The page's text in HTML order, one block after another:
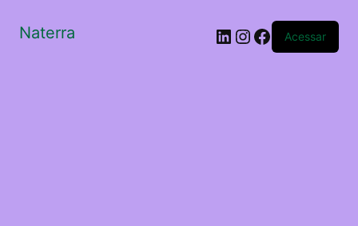
Naterra LinkedIn
Instagram
Facebook
Acessar